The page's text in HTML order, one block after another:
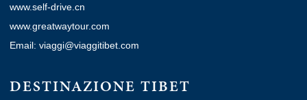
www.self-drive.cn
www.greatwaytour.com
Email: viaggi@viaggitibet.com
DESTINAZIONE TIBET